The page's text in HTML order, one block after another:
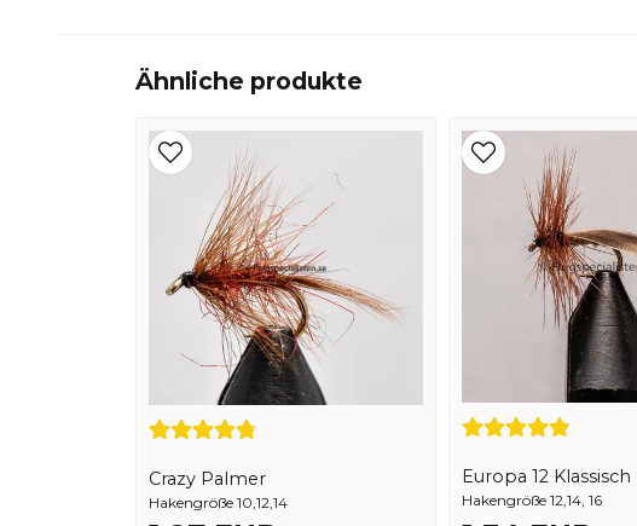
Ähnliche produkte
Crazy Palmer
Hakengröße 10,12,14
Europa 12 Klassisch
Hakengröße 12,14, 16